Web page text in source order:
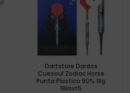
Dartstore Dardos
Cuesoul Zodiac Horse
Punta Plastico 90% 18g
18ksxt5